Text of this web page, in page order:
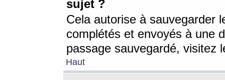
sujet ?
Cela autorise à sauvegarder
complétés et envoyés à une
passage sauvegardé, visitez
Haut